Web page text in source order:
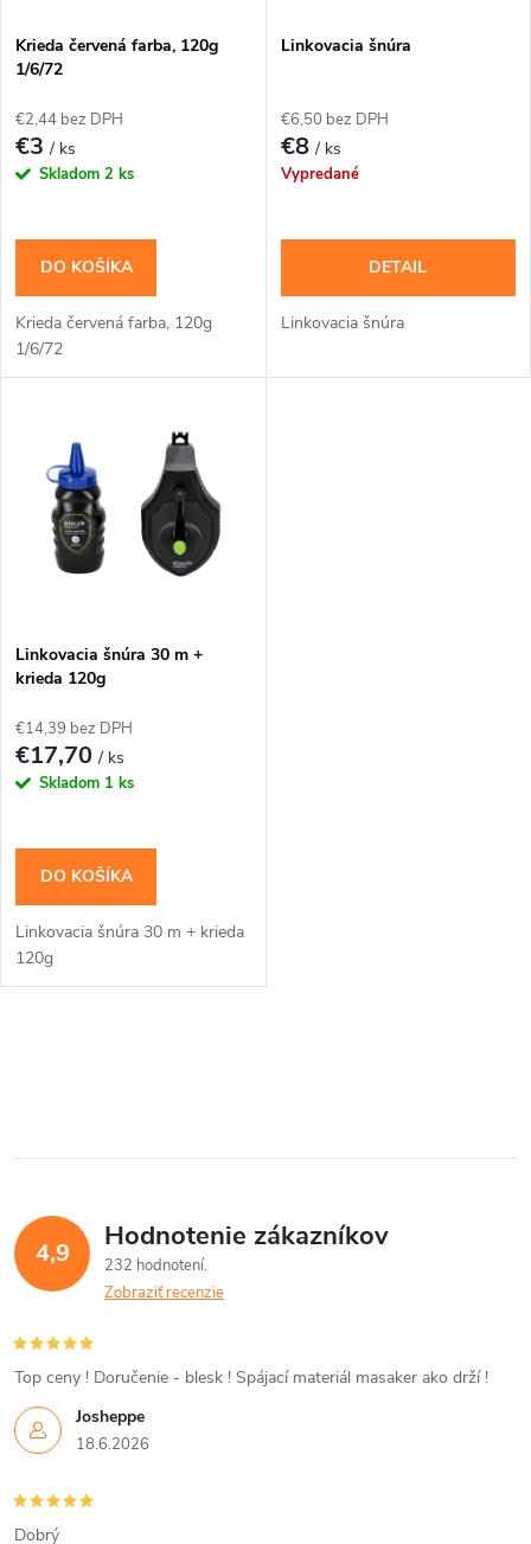
e
p
r
o
d
u
s
p
r
u
k
Krieda červená farba, 120g
1/6/72
€2,44 bez DPH
€3/ ks
Skladom 2 ks
DO KOŠÍKA
Krieda červená farba, 120g
1/6/72
Linkovacia šnúra
€6,50 bez DPH
€8/ ks
Vypredané
DETAIL
Linkovacia šnúra
Linkovacia šnúra 30 m +
krieda 120g
€14,39 bez DPH
€17,70/ ks
Skladom 1 ks
DO KOŠÍKA
Linkovacia šnúra 30 m + krieda
120g
l
d
a
c
i
e
p
r
4,9 Hodnotenie zákazníkov
232 hodnotení
Zobraziť recenzie
Josheppe
18.6.2026
Top ceny ! Doručenie - blesk ! Spájací materiál masaker ako drží !
Dobrý